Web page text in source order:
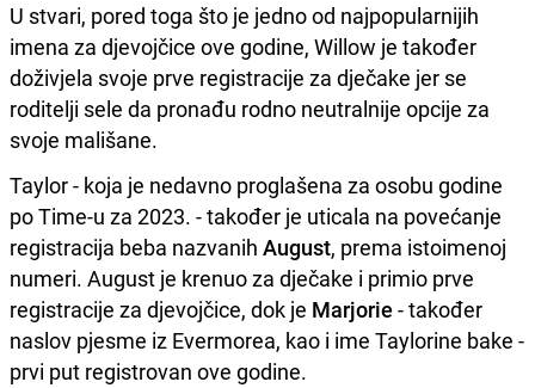
U stvari, pored toga što je jedno od najpopularnijih
imena za djevojčice ove godine, Willow je također
doživjela svoje prve registracije za dječake jer se
roditelji sele da pronađu rodno neutralnije opcije za
svoje mališane.
Taylor - koja je nedavno proglašena za osobu godine
po Time-u za 2023. - također je uticala na povećanje
registracija beba nazvanih August, prema istoimenoj
numeri. August je krenuo za dječake i primio prve
registracije za djevojčice, dok je Marjorie - također
naslov pjesme iz Evermorea, kao i ime Taylorine bake -
prvi put registrovan ove godine.